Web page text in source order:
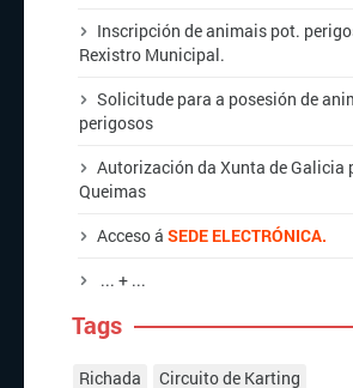
Inscripción de animais pot.
Rexistro Municipal.
Solicitude para a posesión de
perigosos
Autorización da Xunta de Galicia
Queimas
Acceso á SEDE ELECTRÓNICA.
... + ...
Tags
Richada
Circuito de Karting